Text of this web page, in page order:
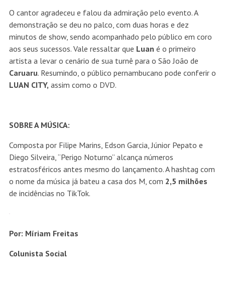
O cantor agradeceu e falou da admiração pelo evento. A
demonstração se deu no palco, com duas horas e dez
minutos de show, sendo acompanhado pelo público em coro
aos seus sucessos. Vale ressaltar que Luan é o primeiro
artista a levar o cenário de sua turnê para o São João de
Caruaru. Resumindo, o público pernambucano pode conferir o
LUAN CITY, assim como o DVD.
SOBRE A MÚSICA:
Composta por Filipe Marins, Edson Garcia, Júnior Pepato e
Diego Silveira, “Perigo Noturno” alcança números
estratosféricos antes mesmo do lançamento. A hashtag com
o nome da música já bateu a casa dos M, com 2,5 milhões
de incidências no TikTok.
Por: Míriam Freitas
Colunista Social